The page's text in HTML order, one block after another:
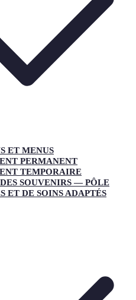
ET MENUS
PERMANENT
TEMPORAIRE
SOUVENIRS — PÔLE
ET DE SOINS ADAPTÉS